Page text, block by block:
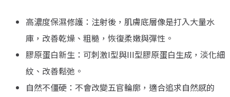
高濃度保濕修護：注射後，肌膚底層像是打入大量水
庫，改善乾燥、粗糙，恢復柔嫩與彈性。
膠原蛋白新生：可刺激I型與III型膠原蛋白生成，淡化細
紋、改善鬆弛。
自然不僵硬：不會改變五官輪廓，適合追求自然感的